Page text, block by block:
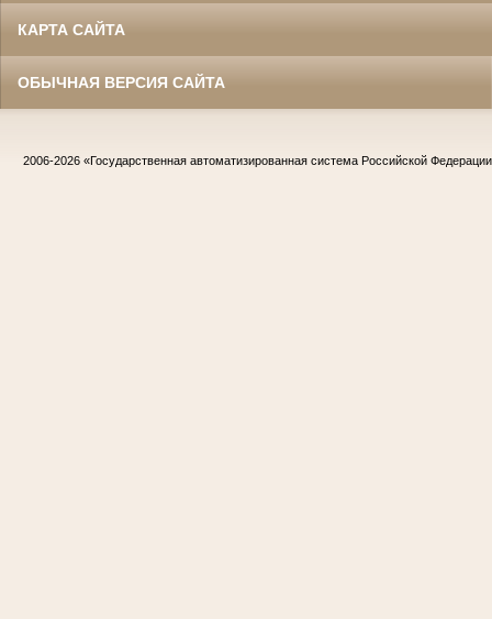
КАРТА САЙТА
ОБЫЧНАЯ ВЕРСИЯ САЙТА
2006-2026 «Государственная автоматизированная система Российской